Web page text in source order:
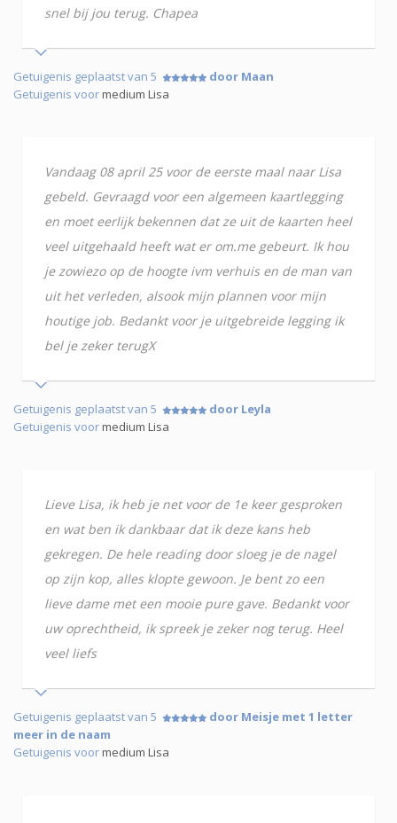
snel bij jou terug. Chapea
Getuigenis geplaatst van 5
door Maan
Getuigenis voormedium Lisa
Vandaag 08 april 25 voor de eerste maal naar Lisa
gebeld. Gevraagd voor een algemeen kaartlegging
en moet eerlijk bekennen dat ze uit de kaarten heel
veel uitgehaald heeft wat er om.me gebeurt. Ik hou
je zowiezo op de hoogte ivm verhuis en de man van
uit het verleden, alsook mijn plannen voor mijn
houtige job. Bedankt voor je uitgebreide legging ik
bel je zeker terugX
Getuigenis geplaatst van 5
door Leyla
Getuigenis voormedium Lisa
Lieve Lisa, ik heb je net voor de 1e keer gesproken
en wat ben ik dankbaar dat ik deze kans heb
gekregen. De hele reading door sloeg je de nagel
op zijn kop, alles klopte gewoon. Je bent zo een
lieve dame met een mooie pure gave. Bedankt voor
uw oprechtheid, ik spreek je zeker nog terug. Heel
veel liefs
Getuigenis geplaatst van 5
door Meisje met 1 letter
meer in de naam
Getuigenis voormedium Lisa